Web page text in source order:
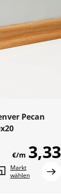
Pecan
€/m 3,33
Markt
wählen